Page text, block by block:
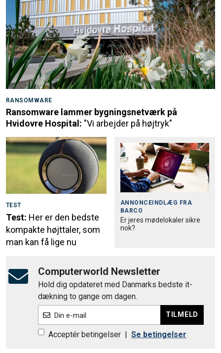
RANSOMWARE
Ransomware lammer bygningsnetværk på
Hvidovre Hospital: "Vi arbejder på højtryk"
TEST
Test: Her er den bedste
kompakte højttaler, som
man kan få lige nu
ANNONCEINDLÆG FRA
BARCO
Er jeres mødelokaler sikre
nok?
Computerworld Newsletter
Hold dig opdateret med Danmarks bedste it-
dækning to gange om dagen.
Din e-mail TILMELD
Acceptér betingelser | Se betingelser